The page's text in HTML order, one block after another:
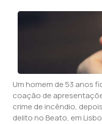
Um homem de 53 anos
coação de
crime de incêndio,
delito no Beato, em